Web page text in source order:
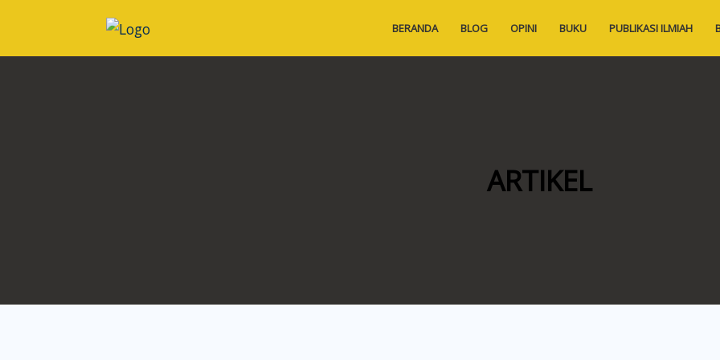
BERANDA BLOG OPINI BUKU PUBLIKASI ILMIAH
ARTIKEL